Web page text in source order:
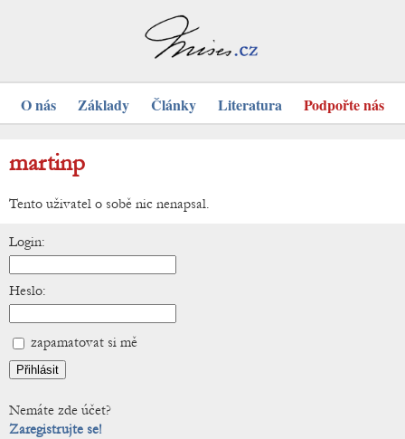
O nás Základy Články Literatura Podpořte nás
martinp
Tento uživatel o sobě nic nenapsal.
Login:
Heslo:
zapamatovat si mě
Nemáte zde účet?
Zaregistrujte se!